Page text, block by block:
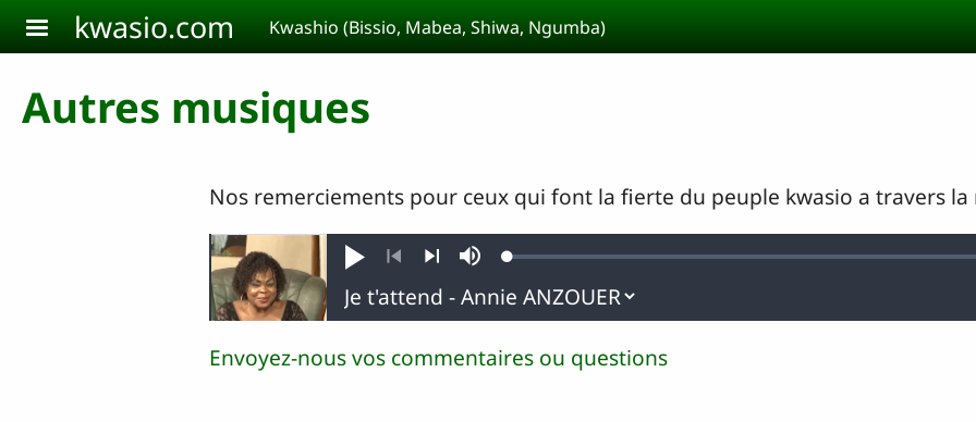
Aller au contenu principal
kwasio.com Kwashio (Bissio, Mabea, Shiwa, Ngumba)
Autres musiques
Nos remerciements pour ceux qui font la fierte du peuple kwasio a travers la
Jouer
PrécédentSuivant
SourdineLoaded:
Envoyez-nous vos commentaires ou questions